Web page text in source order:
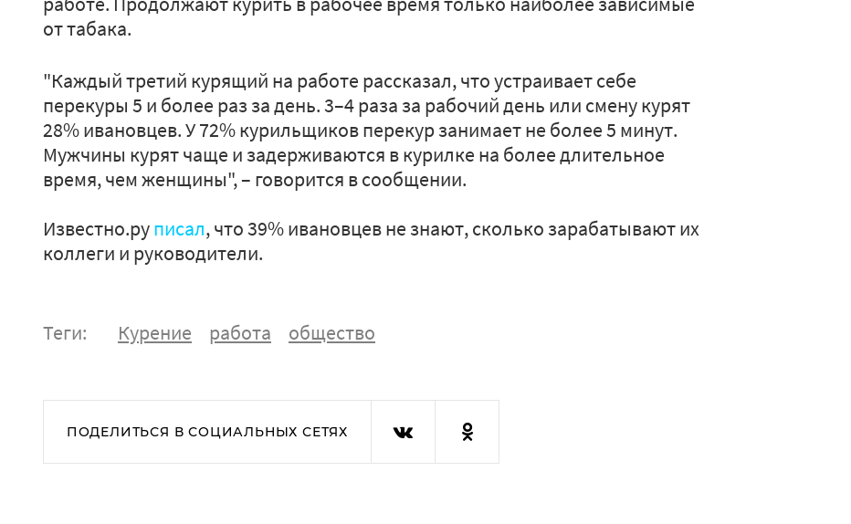
от табака.
"Каждый третий курящий на работе рассказал, что устраивает себе
перекуры 5 и более раз за день. 3–4 раза за рабочий день или смену курят
28% ивановцев. У 72% курильщиков перекур занимает не более 5 минут.
Мужчины курят чаще и задерживаются в курилке на более длительное
время, чем женщины", – говорится в сообщении.
Известно.руписал, что 39% ивановцев не знают, сколько зарабатывают их
коллеги и руководители.
Теги: Курение работа общество
ПОДЕЛИТЬСЯ В СОЦИАЛЬНЫХ СЕТЯХ